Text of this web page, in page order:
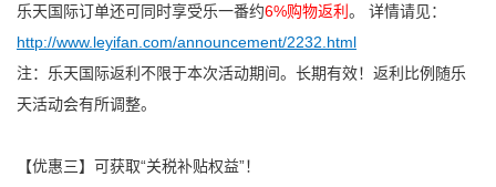
乐天国际订单还可同时享受乐一番约6%购物返利 。 详情请见：
http://www.leyifan.com/announcement/2232.html
注：乐天国际返利不限于本次活动期间。长期有效！返利比例随乐
天活动会有所调整。
【优惠三】可获取“关税补贴权益”！